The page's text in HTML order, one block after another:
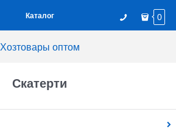
Каталог 0
Хозтовары оптом
Скатерти